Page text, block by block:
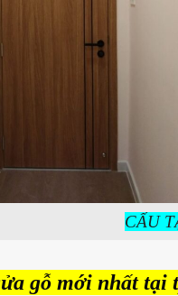
CẤU
gỗ mới nhất tại